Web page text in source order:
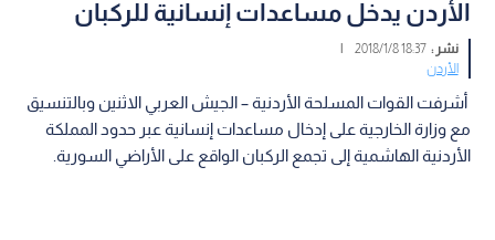
الأردن يدخل مساعدات إنسانية للركبان
نشر :18:37 2018/1/8
|
الأردن
أشرفت القوات المسلحة الأردنية – الجيش العربي الاثنين وبالتنسيق
مع وزارة الخارجية على إدخال مساعدات إنسانية عبر حدود المملكة
الأردنية الهاشمية إلى تجمع الركبان الواقع على الأراضي السورية.